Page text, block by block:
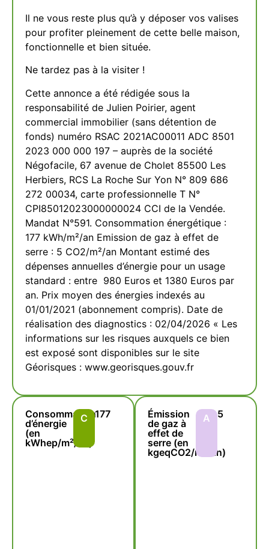
Il ne vous reste plus qu’à y déposer vos valises
pour profiter pleinement de cette belle maison,
fonctionnelle et bien située.
Ne tardez pas à la visiter !
Cette annonce a été rédigée sous la
responsabilité de Julien Poirier, agent
commercial immobilier (sans détention de
fonds) numéro RSAC 2021AC00011 ADC 8501
2023 000 000 197 – auprès de la société
Négofacile, 67 avenue de Cholet 85500 Les
Herbiers, RCS La Roche Sur Yon N° 809 686
272 00034, carte professionnelle T N°
CPI85012023000000024 CCI de la Vendée.
Mandat N°591. Consommation énergétique :
177 kWh/m²/an Emission de gaz à effet de
serre : 5 CO2/m²/an Montant estimé des
dépenses annuelles d’énergie pour un usage
standard : entre 980 Euros et 1380 Euros par
an. Prix moyen des énergies indexés au
01/01/2021 (abonnement compris). Date de
réalisation des diagnostics : 02/04/2026 « Les
informations sur les risques auxquels ce bien
est exposé sont disponibles sur le site
Géorisques : www.georisques.gouv.fr
Consommation
d’énergie
(en
kWhep/m²/an)
C 177
Émission
de gaz à
effet de
serre (en
kgeqCO2/m²/an)
A 5